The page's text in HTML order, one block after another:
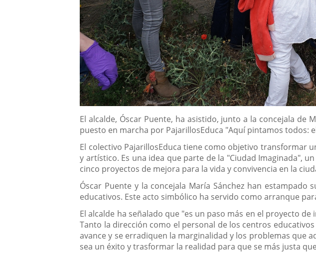
Descripción
El alcalde, Óscar Puente, ha asistido, junto a la concejala de
puesto en marcha por PajarillosEduca "Aquí pintamos todos:
El colectivo PajarillosEduca tiene como objetivo transformar
y artístico. Es una idea que parte de la "Ciudad Imaginada",
cinco proyectos de mejora para la vida y convivencia en la
Óscar Puente y la concejala María Sánchez han
educativos. Este acto simbólico ha servido como arranque
El alcalde ha señalado que "es un paso más en el proyecto
Tanto la dirección como el personal de los centros
avance y se erradiquen la marginalidad y los problemas que
sea un éxito y trasformar la realidad para que se más justa